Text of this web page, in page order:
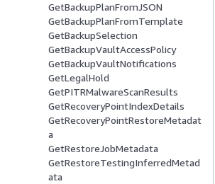
GetBackupPlanFromJSON
GetBackupPlanFromTemplate
GetBackupSelection
GetBackupVaultAccessPolicy
GetBackupVaultNotifications
GetLegalHold
GetPITRMalwareScanResults
GetRecoveryPointIndexDetails
GetRecoveryPointRestoreMetadat
a
GetRestoreJobMetadata
GetRestoreTestingInferredMetad
ata